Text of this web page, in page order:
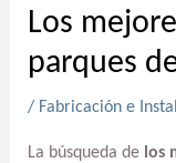
Los
parques
/ Fabricación e
La búsqueda de los